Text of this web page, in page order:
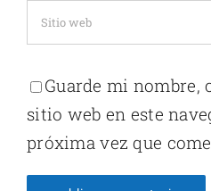
Guarde mi
sitio web en este
próxima vez que